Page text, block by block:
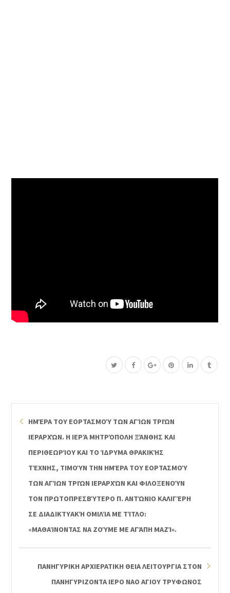
ΗΜΈΡΑ ΤΟΥ ΕΟΡΤΑΣΜΟΎ ΤΩΝ ΑΓΊΩΝ ΤΡΙΏΝ
ΙΕΡΑΡΧΏΝ. Η ΙΕΡΆ ΜΗΤΡΌΠΟΛΗ ΞΆΝΘΗΣ ΚΑΙ
ΠΕΡΙΘΕΩΡΊΟΥ ΚΑΙ ΤΟ ΊΔΡΥΜΑ ΘΡΑΚΙΚΉΣ
ΤΈΧΝΗΣ, ΤΙΜΟΎΝ ΤΗΝ ΗΜΈΡΑ ΤΟΥ ΕΟΡΤΑΣΜΟΎ
ΤΩΝ ΑΓΊΩΝ ΤΡΙΏΝ ΙΕΡΑΡΧΏΝ ΚΑΙ ΦΙΛΟΞΕΝΟΎΝ
ΤΟΝ ΠΡΩΤΟΠΡΕΣΒΎΤΕΡΟ Π. ΑΝΤΏΝΙΟ ΚΑΛΙΓΈΡΗ
ΣΕ ΔΙΑΔΙΚΤΥΑΚΉ ΟΜΙΛΊΑ ΜΕ ΤΊΤΛΟ:
«ΜΑΘΑΊΝΟΝΤΑΣ ΝΑ ΖΟΎΜΕ ΜΕ ΑΓΆΠΗ ΜΑΖΊ».
ΠΑΝΗΓΥΡΙΚΗ ΑΡΧΙΕΡΑΤΙΚΗ ΘΕΙΑ ΛΕΙΤΟΥΡΓΙΑ ΣΤΟΝ
ΠΑΝΗΓΥΡΙΖΟΝΤΑ ΙΕΡΟ ΝΑΟ ΑΓΙΟΥ ΤΡΥΦΩΝΟΣ